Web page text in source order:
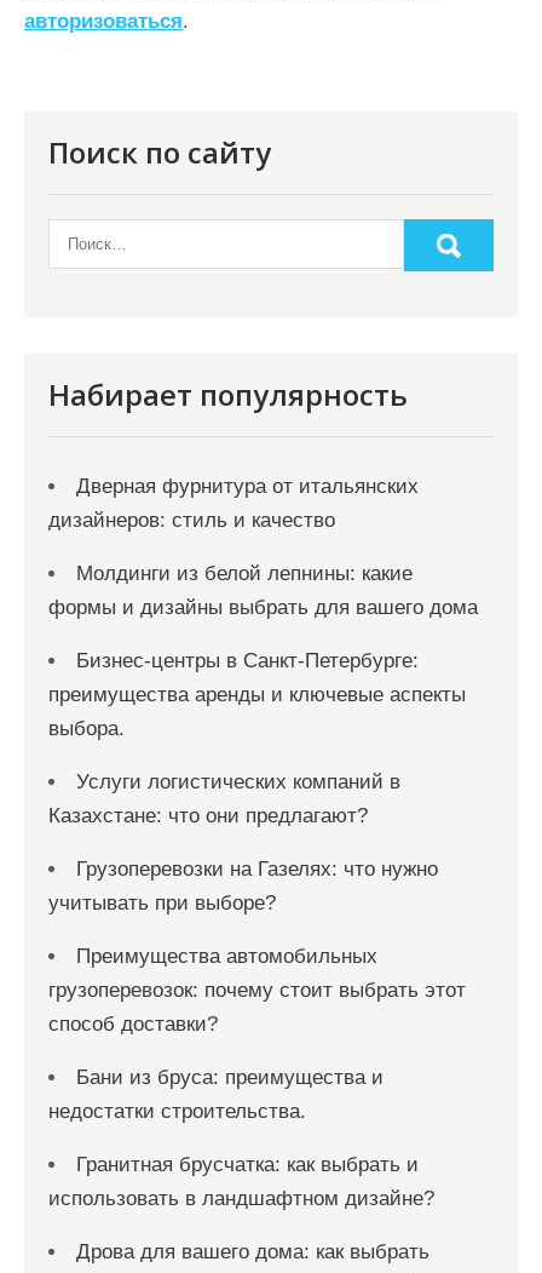
авторизоваться.
Поиск по сайту
Набирает популярность
Дверная фурнитура от итальянских
дизайнеров: стиль и качество
Молдинги из белой лепнины: какие
формы и дизайны выбрать для вашего дома
Бизнес-центры в Санкт-Петербурге:
преимущества аренды и ключевые аспекты
выбора.
Услуги логистических компаний в
Казахстане: что они предлагают?
Грузоперевозки на Газелях: что нужно
учитывать при выборе?
Преимущества автомобильных
грузоперевозок: почему стоит выбрать этот
способ доставки?
Бани из бруса: преимущества и
недостатки строительства.
Гранитная брусчатка: как выбрать и
использовать в ландшафтном дизайне?
Дрова для вашего дома: как выбрать